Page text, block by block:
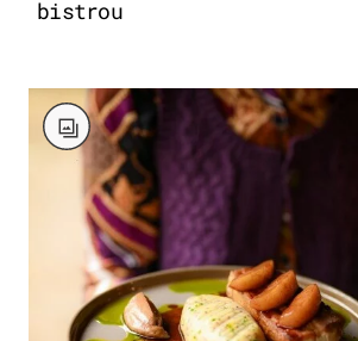
bistrou